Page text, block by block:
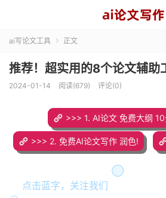
ai写论文工具  正文
推荐！超实用的8个论文辅助
2024-01-14 阅读(679) 评论(0)
>>> 1. AI论文 免费大纲
>>> 2. 免费AI论文写作 润色!
点击蓝字，关注我们